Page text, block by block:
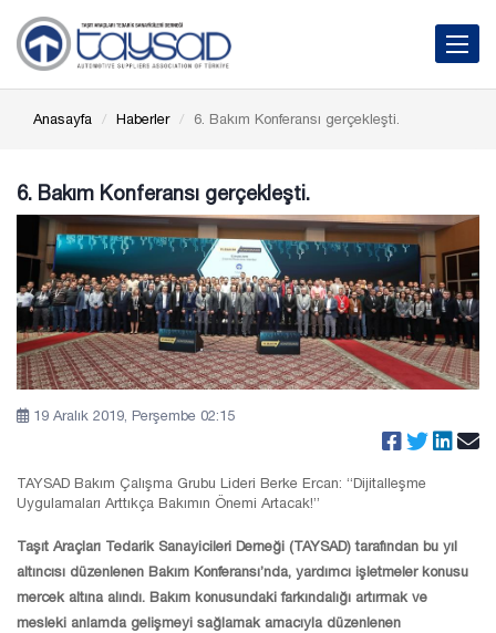
Toggle
Anasayfa Haberler 6. Bakım Konferansı gerçekleşti.
6. Bakım Konferansı gerçekleşti.
19 Aralık 2019, Perşembe 02:15
TAYSAD Bakım Çalışma Grubu Lideri Berke Ercan: “Dijitalleşme
Uygulamaları Arttıkça Bakımın Önemi Artacak!”
Taşıt Araçları Tedarik Sanayicileri Derneği (TAYSAD) tarafından bu yıl
altıncısı düzenlenen Bakım Konferansı’nda, yardımcı işletmeler konusu
mercek altına alındı. Bakım konusundaki farkındalığı artırmak ve
mesleki anlamda gelişmeyi sağlamak amacıyla düzenlenen